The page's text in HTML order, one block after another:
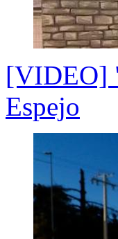
[VIDEO]
Espejo